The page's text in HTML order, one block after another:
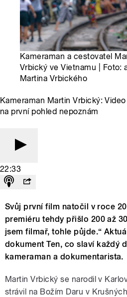
Kameraman a cestovatel
Vrbický ve Vietnamu | Foto:
Martina Vrbického
Kameraman Martin Vrbický:
na první pohled nepoznám
22:33
Svůj první film natočil v roce
premiéru tehdy přišlo 200 až
jsem filmař, tohle půjde.“
dokument Ten, co slaví každý
kameraman a dokumentarista.
Martin Vrbický se narodil v
strávil na Božím Daru v